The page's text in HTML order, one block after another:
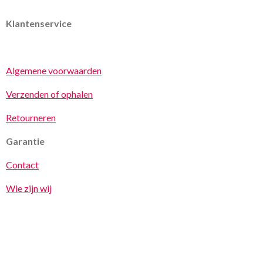
Klantenservice
Algemene voorwaarden
Verzenden of ophalen
Retourneren
Garantie
Contact
Wie zijn wij